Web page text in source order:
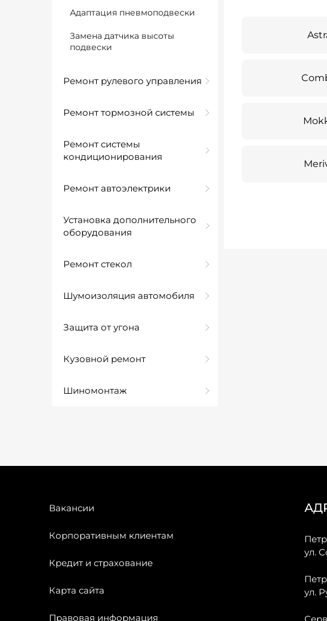
Адаптация пневмоподвески
Замена датчика высоты
подвески
Ремонт рулевого управления
Ремонт тормозной системы
Ремонт системы
кондиционирования
Ремонт автоэлектрики
Установка дополнительного
оборудования
Ремонт стекол
Шумоизоляция автомобиля
Защита от угона
Кузовной ремонт
Шиномонтаж
Вакансии
Корпоративным клиентам
Кредит и страхование
Карта сайта
Правовая информация
ул.
ул.